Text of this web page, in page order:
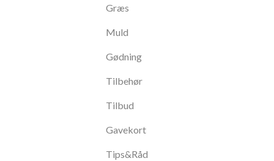
Græs
Muld
Gødning
Tilbehør
Tilbud
Gavekort
Tips&Råd